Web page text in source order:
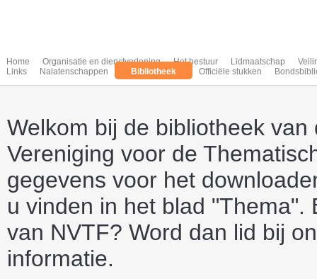
Home Organisatie en dienstverlening Het bestuur Lidmaatschap
Links
Nalatenschappen Bibliotheek Officiële stukken
Welkom bij de bibliotheek van
Vereniging voor de
gegevens voor het
u vinden in het blad "Thema".
van NVTF? Word dan lid bij
informatie.